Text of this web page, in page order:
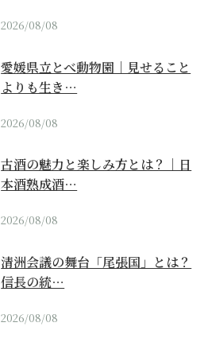
2026/08/08
愛媛県立とべ動物園｜見せること
よりも生き…
2026/08/08
古酒の魅力と楽しみ方とは？｜日
本酒熟成酒…
2026/08/08
清洲会議の舞台「尾張国」とは？
信長の統…
2026/08/08